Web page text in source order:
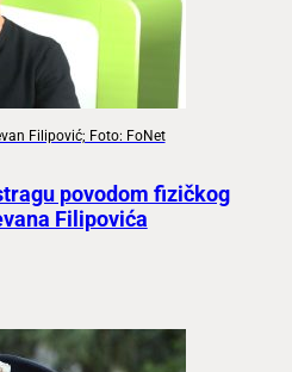
Filipović; Foto: FoNet
povodom fizičkog
Filipovića